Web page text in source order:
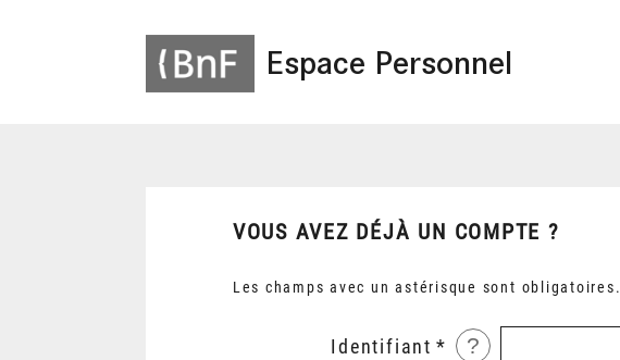
Espace Personnel
VOUS AVEZ DÉJÀ UN COMPTE ?
Les champs avec un astérisque sont obligatoires.
Identifiant ?